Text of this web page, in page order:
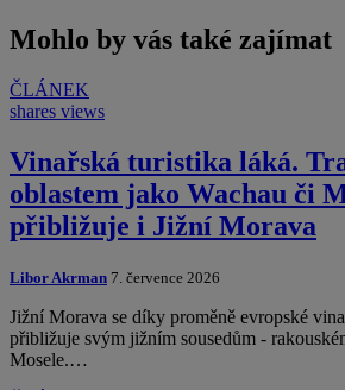
Mohlo by vás také zajímat
ČLÁNEK
shares views
Vinařská turistika láká.
oblastem jako Wachau či
přibližuje i Jižní Morava
Libor Akrman 7. července 2026
Jižní Morava se díky proměně evropské
přibližuje svým jižním sousedům -
Mosele.…